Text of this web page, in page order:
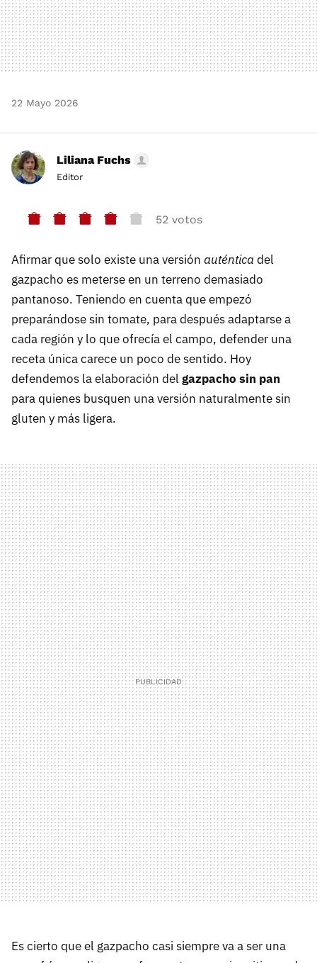
22 Mayo 2026
Liliana Fuchs
Editor
52 votos
Afirmar que solo existe una versión auténtica del
gazpacho es meterse en un terreno demasiado
pantanoso. Teniendo en cuenta que empezó
preparándose sin tomate, para después adaptarse a
cada región y lo que ofrecía el campo, defender una
receta única carece un poco de sentido. Hoy
defendemos la elaboración del gazpacho sin pan
para quienes busquen una versión naturalmente sin
gluten y más ligera.
Es cierto que el gazpacho casi siempre va a ser una